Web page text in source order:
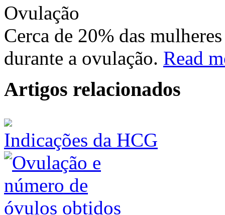
Cerca de 20% das
durante a ovulação. Read
Artigos relacionados
Indicações da HCG